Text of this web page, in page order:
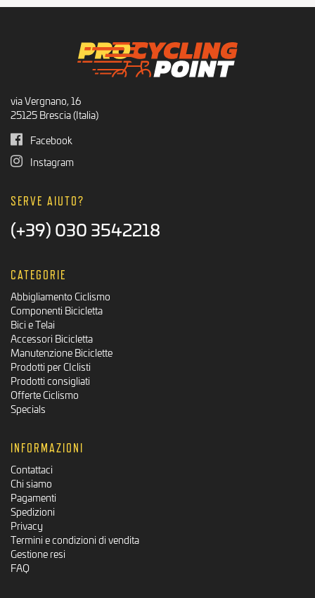
via Vergnano, 16
25125 Brescia (Italia)
Facebook
Instagram
SERVE AIUTO?
(+39) 030 3542218
CATEGORIE
Abbigliamento Ciclismo
Componenti Bicicletta
Bici e Telai
Accessori Bicicletta
Manutenzione Biciclette
Prodotti per CIclisti
Prodotti consigliati
Offerte Ciclismo
Specials
INFORMAZIONI
Contattaci
Chi siamo
Pagamenti
Spedizioni
Privacy
Termini e condizioni di vendita
Gestione resi
FAQ